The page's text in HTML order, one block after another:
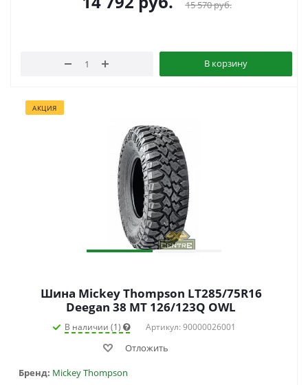
15 570руб.
В корзину
АКЦИЯ
Шина Mickey Thompson LT285/75R16
Deegan 38 MT 126/123Q OWL
В наличии (1) Артикул: 90000026001
Отложить
Бренд: Mickey Thompson